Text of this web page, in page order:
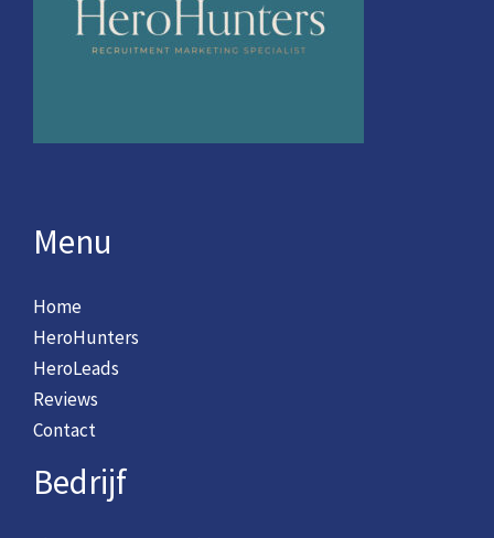
Menu
Home
HeroHunters
HeroLeads
Reviews
Contact
Bedrijf